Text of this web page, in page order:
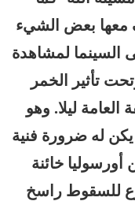
معها بعض الشيء
السينما لمشاهدة
تأثير الخمر
ليلا. وهو
له ضرورة فنية
خائنة
للسقوط راسخ